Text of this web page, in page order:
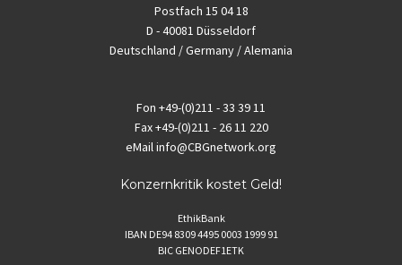
Postfach 15 04 18
D - 40081 Düsseldorf
Deutschland / Germany / Alemania
Fon +49-(0)211 - 33 39 11
Fax+49-(0)211 - 26 11 220
eMailinfo@CBGnetwork.org
Konzernkritik kostet Geld!
EthikBank
IBAN DE94 8309 4495 0003 1999 91
BIC GENODEF1ETK